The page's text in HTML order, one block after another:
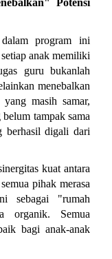
Potensi
program ini
anak memiliki
guru bukanlah
menebalkan
masih samar,
tampak sama
berhasil digali dari
kuat antara
pihak merasa
sebagai "rumah
organik. Semua
bagi anak-anak